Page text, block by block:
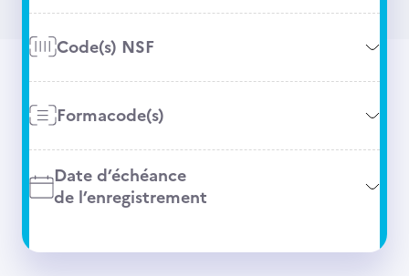
Code(s) NSF
Formacode(s)
Date d’échéance
de l’enregistrement